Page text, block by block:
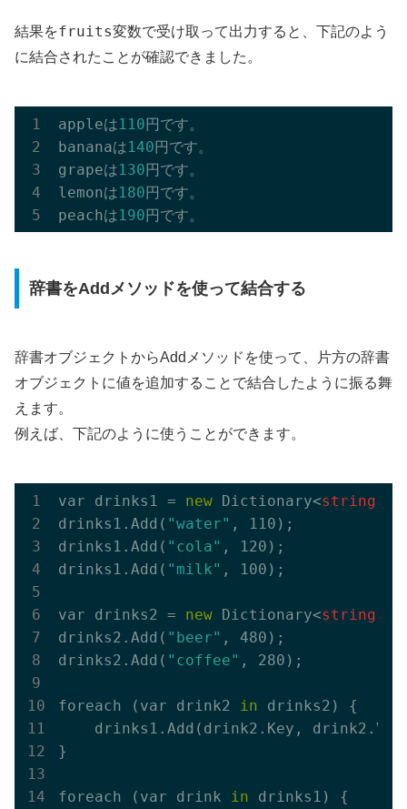
結果をfruits変数で受け取って出力すると、下記のよう
に結合されたことが確認できました。
appleは110円です。
bananaは140円です。
grapeは130円です。
lemonは180円です。
peachは190
辞書をAddメソッドを使って結合する
辞書オブジェクトからAddメソッドを使って、片方の辞書
オブジェクトに値を追加することで結合したように振る舞
えます。
例えば、下記のように使うことができます。
var drinks1 = new Dictionary<string
drinks1. Add( "water" , 110) ;
drinks1. Add( "cola" , 120) ;
drinks1. Add( "milk" , 100) ;
var drinks2 = new Dictionary<string
drinks2. Add( "beer" , 480) ;
drinks2. Add( "coffee" , 280) ;
foreach (var drink2 in drinks2) {
    drinks1.
Add( drink2 .Key, drink2
}
foreach (var drink in drinks1) {